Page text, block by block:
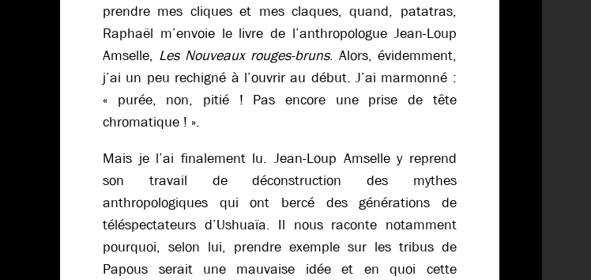
prendre mes cliques et mes claques, quand, patatras,
Raphaël m’envoie le livre de l’anthropologue Jean-Loup
Amselle, Les Nouveaux rouges-bruns. Alors, évidemment,
j’ai un peu rechigné à l’ouvrir au début. J’ai marmonné :
« purée, non, pitié ! Pas encore une prise de tête
chromatique ! ».
Mais je l’ai finalement lu. Jean-Loup Amselle y reprend
son travail de déconstruction des mythes
anthropologiques qui ont bercé des générations de
téléspectateurs d’Ushuaïa. Il nous raconte notamment
pourquoi, selon lui, prendre exemple sur les tribus de
Papous serait une mauvaise idée et en quoi cette